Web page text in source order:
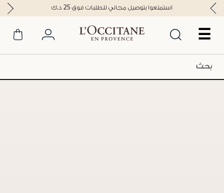
☰
استمتعوا بتوصيل مجاني للطلبات فوق 25 د.ك